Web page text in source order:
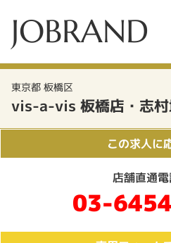
JOBRAND
東京都 板橋区
vis-a-vis 板橋店・志村
この求人に
店舗直通
03-